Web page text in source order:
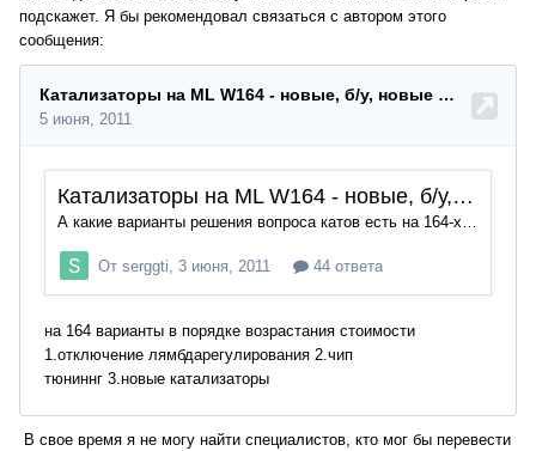
подскажет. Я бы рекомендовал связаться с автором этого
сообщения:
В свое время я не могу найти специалистов, кто мог бы перевести